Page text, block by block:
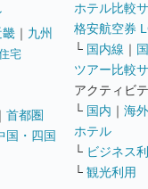
畿 ｜ 九州
宅
｜ 首都圏
国・四国
ホテル比較
格安航空券
└ 国内線 ｜
ツアー比較
アクティビ
└ 国内 ｜ 海外
ホテル
└ ビジネス
└ 観光利用